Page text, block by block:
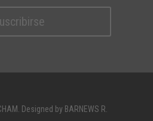
Designed by BARNEWS R.